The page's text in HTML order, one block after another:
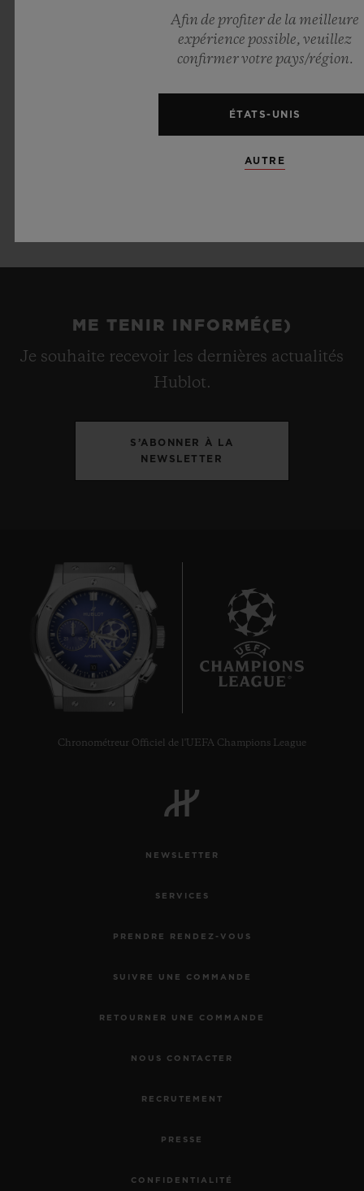
BRACELET & BOUCLE
ME TENIR INFORMÉ(E)
Je souhaite recevoir les dernières actualités
Hublot.
S’ABONNER À LA
NEWSLETTER
Chronométreur Officiel de l'UEFA Champions League
NEWSLETTER
SERVICES
PRENDRE RENDEZ-VOUS
SUIVRE UNE COMMANDE
RETOURNER UNE COMMANDE
NOUS CONTACTER
RECRUTEMENT
PRESSE
CONFIDENTIALITÉ
Afin de profiter de la meilleure
expérience possible, veuillez
confirmer votre pays/région.
ÉTATS-UNIS
AUTRE